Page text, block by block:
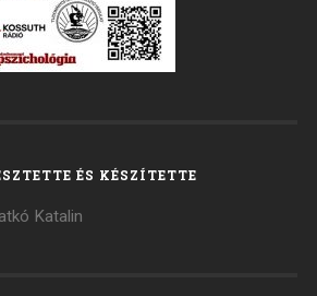
ÉS KÉSZÍTETTE
Katalin